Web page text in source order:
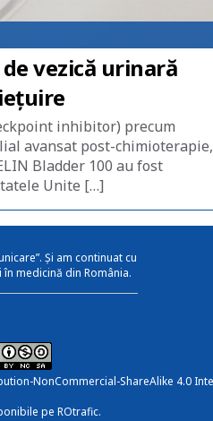
vezică urinară
inhibitor) precum
avansat post-chimioterapie,
Bladder 100 au fost
Unite […]
Și am continuat cu
medicină din România.
NonCommercial-ShareAlike 4.0
pe ROtrafic.